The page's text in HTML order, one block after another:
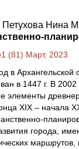
Нина
(81) Март, 2023
в
в 1447 г. В
элементы
XIX – начала
города,